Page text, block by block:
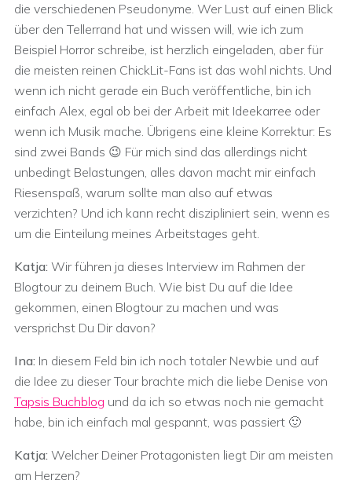
die verschiedenen Pseudonyme. Wer Lust auf einen Blick
über den Tellerrand hat und wissen will, wie ich zum
Beispiel Horror schreibe, ist herzlich eingeladen, aber für
die meisten reinen ChickLit-Fans ist das wohl nichts. Und
wenn ich nicht gerade ein Buch veröffentliche, bin ich
einfach Alex, egal ob bei der Arbeit mit Ideekarree oder
wenn ich Musik mache. Übrigens eine kleine Korrektur: Es
sind zwei Bands 😉 Für mich sind das allerdings nicht
unbedingt Belastungen, alles davon macht mir einfach
Riesenspaß, warum sollte man also auf etwas
verzichten? Und ich kann recht diszipliniert sein, wenn es
um die Einteilung meines Arbeitstages geht.
Katja: Wir führen ja dieses Interview im Rahmen der
Blogtour zu deinem Buch. Wie bist Du auf die Idee
gekommen, einen Blogtour zu machen und was
versprichst Du Dir davon?
Ina: In diesem Feld bin ich noch totaler Newbie und auf
die Idee zu dieser Tour brachte mich die liebe Denise von
Tapsis Buchblog und da ich so etwas noch nie gemacht
habe, bin ich einfach mal gespannt, was passiert 🙂
Katja: Welcher Deiner Protagonisten liegt Dir am meisten
am Herzen?